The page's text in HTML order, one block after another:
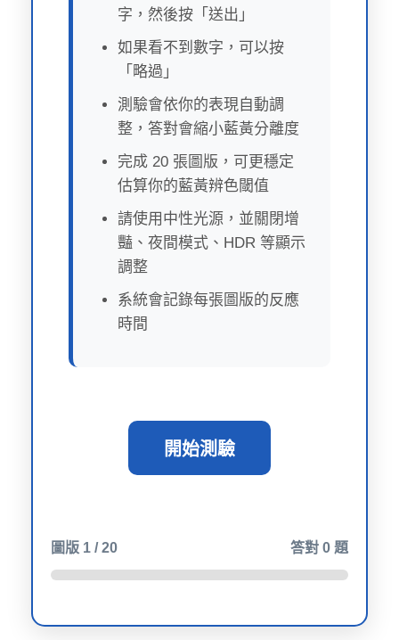
字，然後按「送出」
如果看不到數字，可以按
「略過」
測驗會依你的表現自動調
整，答對會縮小藍黃分離度
完成 20 張圖版，可更穩定
估算你的藍黃辨色閾值
請使用中性光源，並關閉增
豔、夜間模式、HDR 等顯示
調整
系統會記錄每張圖版的反應
時間
開始測驗
圖版 1 / 20 答對 0 題